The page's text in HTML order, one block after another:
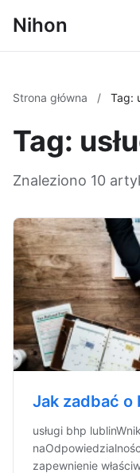
Nihon
Strona główna / Tag:
Tag:
Znaleziono 10
Jak zadbać
usługi bhp
zapewnienie